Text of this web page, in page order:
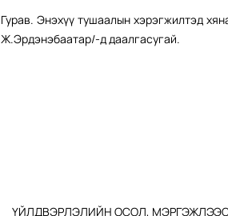
Гурав. Энэхүү тушаалын хэрэгжилтэд
Ж.Эрдэнэбаатар/-д даалгасугай.
ҮЙЛДВЭРЛЭЛИЙН ОСОЛ,